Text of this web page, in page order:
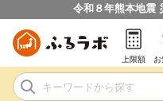
令和８年熊本地震
上限額 お